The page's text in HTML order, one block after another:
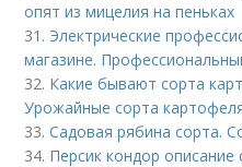
опят из мицелия на пеньках
31. Электрические
магазине.
32. Какие бывают сорта
Урожайные сорта
33.Садовая рябина сорта.
34. Персик кондор описание